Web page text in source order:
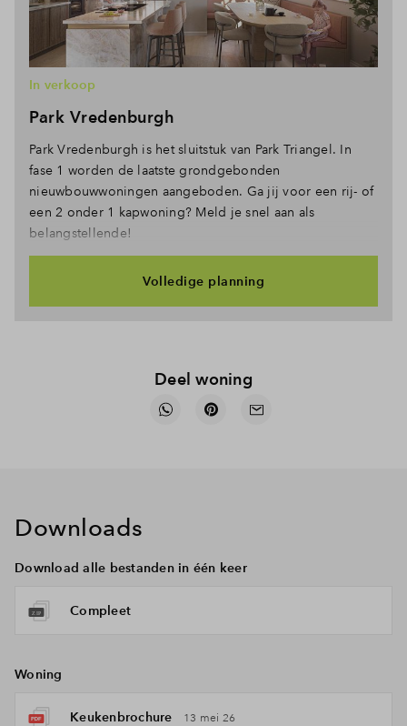
Park Vredenburgh
In verkoop
Park Vredenburgh is het sluitstuk van Park Triangel. In
fase 1 worden de laatste grondgebonden
nieuwbouwwoningen aangeboden. Ga jij voor een rij- of
een 2 onder 1 kapwoning? Meld je snel aan als
belangstellende!
Volledige planning
Deel woning
Downloads
Download alle bestanden in één keer
Compleet
Woning
Keukenbrochure 13 mei 26